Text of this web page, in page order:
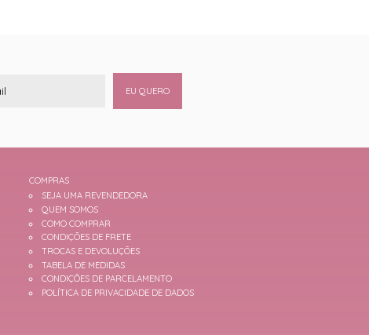
EU QUERO
COMPRAS
SEJA UMA REVENDEDORA
QUEM SOMOS
COMO COMPRAR
CONDIÇÕES DE FRETE
TROCAS E DEVOLUÇÕES
TABELA DE MEDIDAS
CONDIÇÕES DE PARCELAMENTO
POLÍTICA DE PRIVACIDADE DE DADOS